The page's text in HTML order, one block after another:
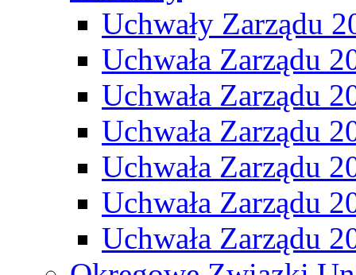
Uchwały Zarządu
Uchwała Zarządu
Uchwała Zarządu
Uchwała Zarządu
Uchwała Zarządu
Uchwała Zarządu
Uchwała Zarządu